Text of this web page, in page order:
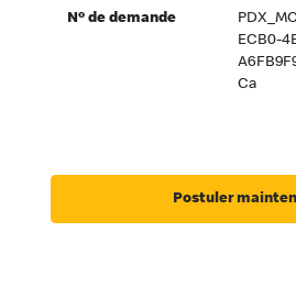
Nº de demande
ECB0-
Ca
Postuler